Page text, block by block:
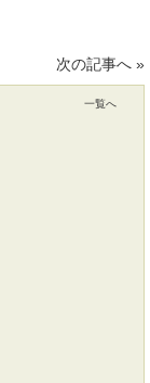
次の記事へ »
一覧へ